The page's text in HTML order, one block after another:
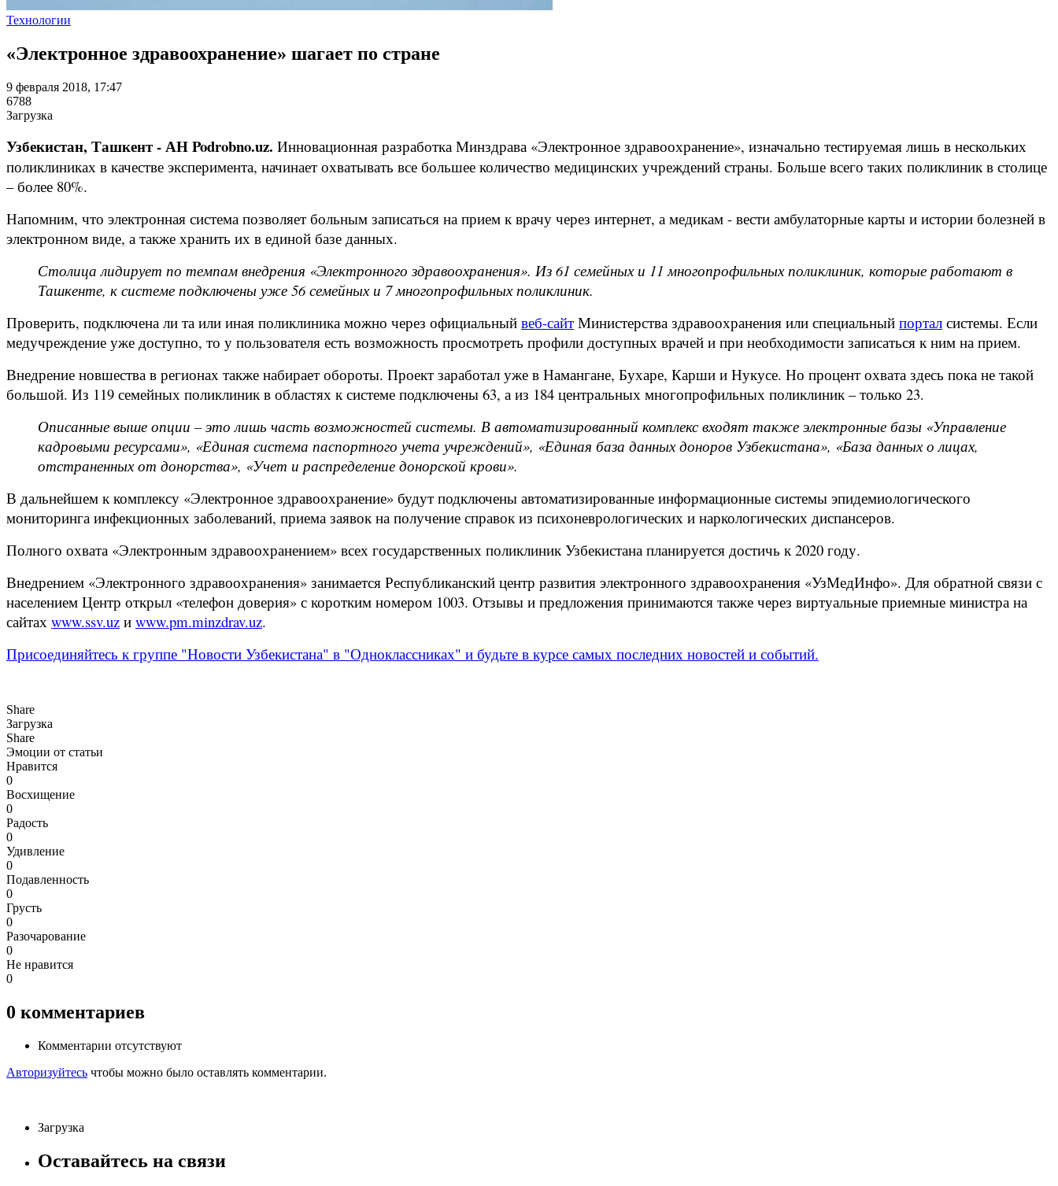
Технологии
«Электронное здравоохранение» шагает по стране
9 февраля 2018, 17:47
6788
Загрузка
Узбекистан, Ташкент - АН Podrobno.uz. Инновационная разработка Минздрава «Электронное здравоохранение», изначально тестируемая лишь в нескольких
поликлиниках в качестве эксперимента, начинает охватывать все большее количество медицинских учреждений страны. Больше всего таких поликлиник в столице
– более 80%.
Напомним, что электронная система позволяет больным записаться на прием к врачу через интернет, а медикам - вести амбулаторные карты и истории болезней в
электронном виде, а также хранить их в единой базе данных.
Столица лидирует по темпам внедрения «Электронного здравоохранения». Из 61 семейных и 11 многопрофильных поликлиник, которые работают в
Ташкенте, к системе подключены уже 56 семейных и 7 многопрофильных поликлиник.
Проверить, подключена ли та или иная поликлиника можно через официальный веб-сайт Министерства здравоохранения или специальный портал системы. Если
медучреждение уже доступно, то у пользователя есть возможность просмотреть профили доступных врачей и при необходимости записаться к ним на прием.
Внедрение новшества в регионах также набирает обороты. Проект заработал уже в Намангане, Бухаре, Карши и Нукусе. Но процент охвата здесь пока не такой
большой. Из 119 семейных поликлиник в областях к системе подключены 63, а из 184 центральных многопрофильных поликлиник – только 23.
Описанные выше опции – это лишь часть возможностей системы. В автоматизированный комплекс входят также электронные базы «Управление
кадровыми ресурсами», «Единая система паспортного учета учреждений», «Единая база данных доноров Узбекистана», «База данных о лицах,
отстраненных от донорства», «Учет и распределение донорской крови».
В дальнейшем к комплексу «Электронное здравоохранение» будут подключены автоматизированные информационные системы эпидемиологического
мониторинга инфекционных заболеваний, приема заявок на получение справок из психоневрологических и наркологических диспансеров.
Полного охвата «Электронным здравоохранением» всех государственных поликлиник Узбекистана планируется достичь к 2020 году.
Внедрением «Электронного здравоохранения» занимается Республиканский центр развития электронного здравоохранения «УзМедИнфо». Для обратной связи с
населением Центр открыл «телефон доверия» с коротким номером 1003. Отзывы и предложения принимаются также через виртуальные приемные министра на
сайтах www.ssv.uz и www.pm.minzdrav.uz.
Присоединяйтесь к группе "Новости Узбекистана" в "Одноклассниках" и будьте в курсе самых последних новостей и событий.
Share
Загрузка
Share
Эмоции от статьи
Нравится
0
Восхищение
0
Радость
0
Удивление
0
Подавленность
0
Грусть
0
Разочарование
0
Не нравится
0
0 комментариев
Комментарии отсутствуют
Авторизуйтесь чтобы можно было оставлять комментарии.
Загрузка
Оставайтесь на связи